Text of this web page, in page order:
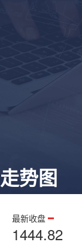
走势图
最新收盘
1444.82